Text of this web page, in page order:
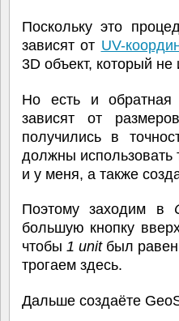
Поскольку это
зависят от UV-
3D объект, который
Но есть и
зависят от
получились в
должны
и у меня, а также
Поэтому заходим в
большую кнопку
чтобы1 unitбыл равен
трогаем здесь.
Дальше создаёте